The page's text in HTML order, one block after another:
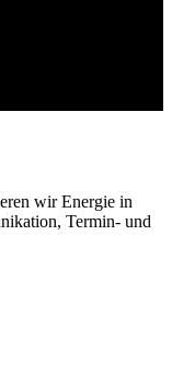
wir Energie in
Termin- und